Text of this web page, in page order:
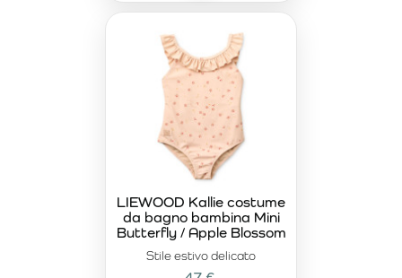
Stile estivo delicato
LIEWOOD Kallie costume
da bagno bambina Mini
Butterfly / Apple Blossom